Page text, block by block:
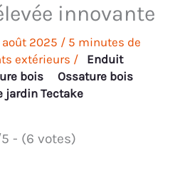
innovante
août 2025 / 5 minutes de
extérieurs /
Enduit
bois
Ossature bois
jardin Tectake
- (6 votes)